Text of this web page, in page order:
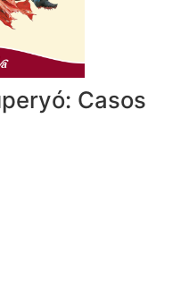
Casos